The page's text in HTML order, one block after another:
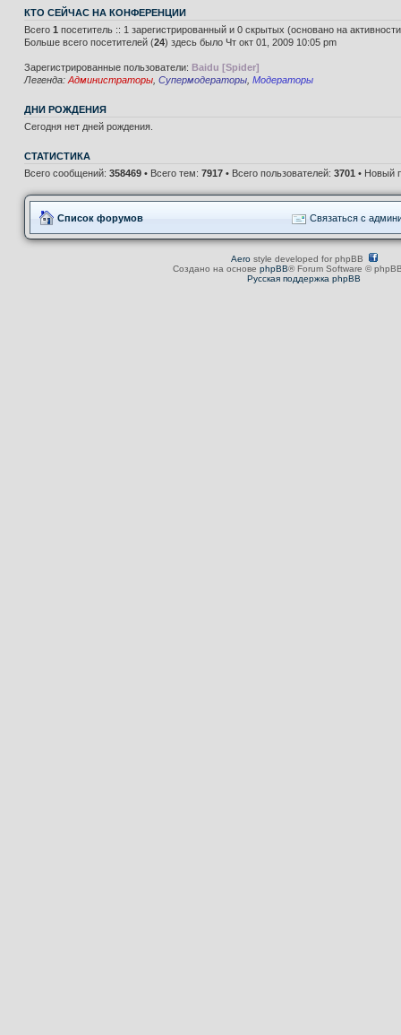
КТО СЕЙЧАС НА КОНФЕРЕНЦИИ
Всего 1 посетитель :: 1 зарегистрированный и 0 скрытых (основано на
Больше всего посетителей (24) здесь было Чт окт 01, 2009 10:05 pm
Зарегистрированные пользователи: Baidu [Spider]
Легенда: Администраторы Супермодераторы Модераторы
ДНИ РОЖДЕНИЯ
Сегодня нет дней рождения.
СТАТИСТИКА
Всего сообщений: 358469 • Всего тем: 7917 • Всего пользователей: 3701 • Новый
Список форумов Связаться с
Aerostyle developed for phpBB
Создано на основе phpBB® Forum Software ©
Русская поддержка phpBB